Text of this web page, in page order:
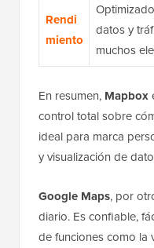
Rendi
miento
datos y
muchos
En resumen, Mapbox
control total sobre
ideal para marca
y visualización de
Google Maps, por
diario. Es confiable,
de funciones como la